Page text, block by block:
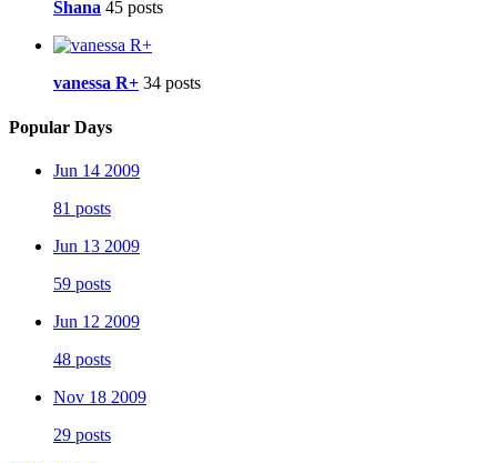
Shana 45 posts
vanessa R+ 34 posts
Popular Days
Jun 14 2009
81 posts
Jun 13 2009
59 posts
Jun 12 2009
48 posts
Nov 18 2009
29 posts